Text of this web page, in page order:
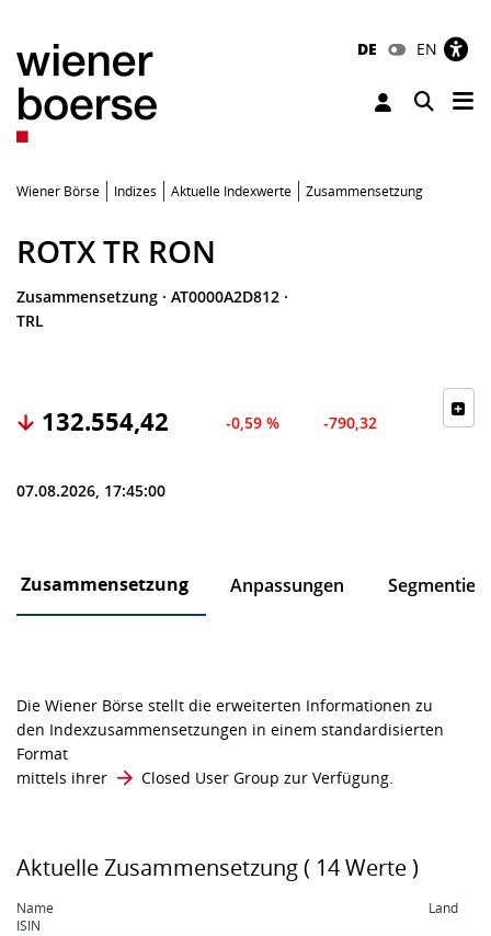
DE EN
Toggle
Wiener Börse Indizes Aktuelle Indexwerte Zusammensetzung
ROTX TR RON
Zusammensetzung · AT0000A2D812 ·
TRL
132.554,42 -0,59 % -790,32
07.08.2026, 17:45:00
Zusammensetzung Anpassungen
Die Wiener Börse stellt die erweiterten Informationen zu
den Indexzusammensetzungen in einem standardisierten
Format
mittels ihrer
Closed User Group zur Verfügung.
Aktuelle Zusammensetzung ( 14 Werte )
Name
ISIN
Land